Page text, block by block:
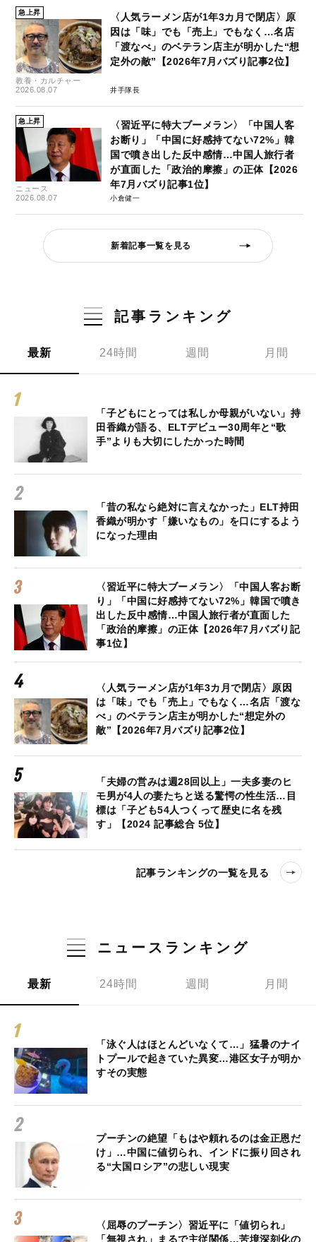
急上昇
教養・カルチャー
2026.08.07
〈人気ラーメン店が1年3カ月で閉店〉原
因は「味」でも「売上」でもなく…名店
「渡なべ」のベテラン店主が明かした“想
定外の敵”【2026年7月バズり記事2位】
井手隊長
急上昇
ニュース
2026.08.07
〈習近平に特大ブーメラン〉「中国人客
お断り」「中国に好感持てない72%」韓
国で噴き出した反中感情…中国人旅行者
が直面した「政治的摩擦」の正体【2026
年7月バズり記事1位】
小倉健一
新着記事一覧を見る
記事ランキング
最新 24時間 週間 月間
「子どもにとっては私しか母親がいない」持
田香織が語る、ELTデビュー30周年と“歌
手”よりも大切にしたかった時間
「昔の私なら絶対に言えなかった」ELT持田
香織が明かす「嫌いなもの」を口にするよう
になった理由
〈習近平に特大ブーメラン〉「中国人客お断
り」「中国に好感持てない72%」韓国で噴き
出した反中感情…中国人旅行者が直面した
「政治的摩擦」の正体【2026年7月バズり記
事1位】
〈人気ラーメン店が1年3カ月で閉店〉原因
は「味」でも「売上」でもなく…名店「渡な
べ」のベテラン店主が明かした“想定外の
敵”【2026年7月バズり記事2位】
「夫婦の営みは週28回以上」一夫多妻のヒ
モ男が4人の妻たちと送る驚愕の性生活…目
標は「子ども54人つくって歴史に名を残
す」【2024 記事総合 5位】
記事ランキングの一覧を見る
ニュースランキング
最新 24時間 週間 月間
「泳ぐ人はほとんどいなくて…」猛暑のナイ
トプールで起きていた異変…港区女子が明か
すその実態
プーチンの絶望「もはや頼れるのは金正恩だ
け」…中国に値切られ、インドに振り回され
る“大国ロシア”の悲しい現実
〈屈辱のプーチン〉習近平に「値切られ」
「無視され」まるで主従関係…苦境深刻化の